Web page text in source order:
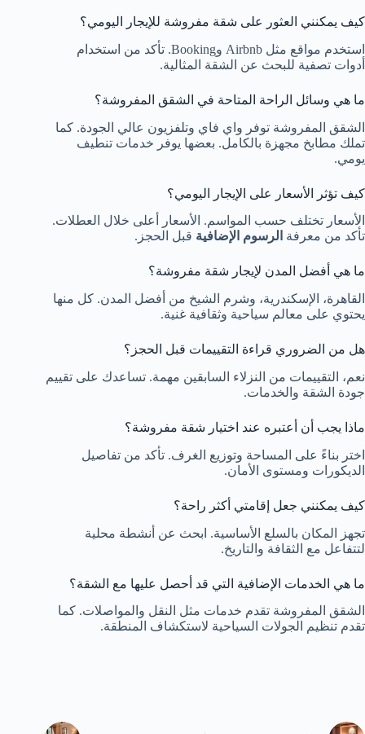
كيف يمكنني العثور على شقة مفروشة للإيجار اليومي؟
استخدم مواقع مثل Airbnb وBooking. تأكد من استخدام
أدوات تصفية للبحث عن الشقة المثالية.
ما هي وسائل الراحة المتاحة في الشقق المفروشة؟
الشقق المفروشة توفر واي فاي وتلفزيون عالي الجودة. كما
تملك مطابخ مجهزة بالكامل. بعضها يوفر خدمات تنطيف
يومي.
كيف تؤثر الأسعار على الإيجار اليومي؟
الأسعار تختلف حسب المواسم. الأسعار أعلى خلال العطلات.
تأكد من معرفة الرسوم الإضافية قبل الحجز.
ما هي أفضل المدن لإيجار شقة مفروشة؟
القاهرة، الإسكندرية، وشرم الشيخ من أفضل المدن. كل منها
يحتوي على معالم سياحية وثقافية غنية.
هل من الضروري قراءة التقييمات قبل الحجز؟
نعم، التقييمات من النزلاء السابقين مهمة. تساعدك على تقييم
جودة الشقة والخدمات.
ماذا يجب أن أعتبره عند اختيار شقة مفروشة؟
اختر بناءً على المساحة وتوزيع الغرف. تأكد من تفاصيل
الديكورات ومستوى الأمان.
كيف يمكنني جعل إقامتي أكثر راحة؟
تجهز المكان بالسلع الأساسية. ابحث عن أنشطة محلية
لتتفاعل مع الثقافة والتاريخ.
ما هي الخدمات الإضافية التي قد أحصل عليها مع الشقة؟
الشقق المفروشة تقدم خدمات مثل النقل والمواصلات. كما
تقدم تنظيم الجولات السياحية لاستكشاف المنطقة.